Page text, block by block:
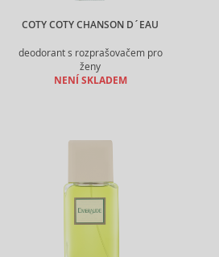
COTY COTY CHANSON D´EAU
deodorant s rozprašovačem pro
ženy
NENÍ SKLADEM